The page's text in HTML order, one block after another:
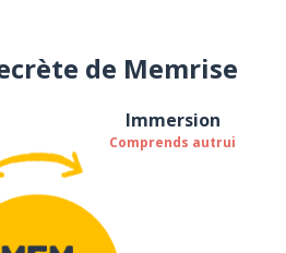
de Memrise
Immersion
Comprends autrui